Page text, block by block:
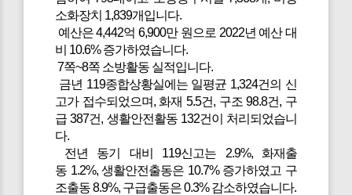
소화장치 1,839개입니다.
예산은 4,442억 6,900만 원으로 2022년 예산 대
비 10.6% 증가하였습니다.
7쪽~8쪽 소방활동 실적입니다.
금년 119종합상황실에는 일평균 1,324건의 신
고가 접수되었으며, 화재 5.5건, 구조 98.8건, 구
급 387건, 생활안전활동 132건이 처리되었습니
다.
전년 동기 대비 119신고는 2.9%, 화재출
동 1.2%, 생활안전출동은 10.7% 증가하였고 구
조출동 8.9%, 구급출동은 0.3% 감소하였습니다.